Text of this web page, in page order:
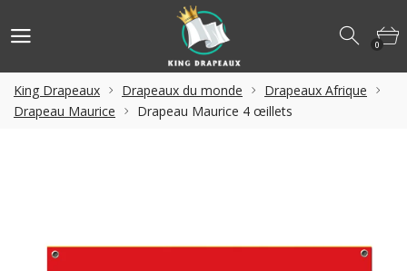
0
King Drapeaux Drapeaux du monde
Drapeaux Afrique
Drapeau Maurice
Drapeau Maurice 4 œillets